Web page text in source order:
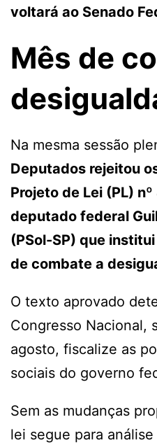
voltará ao Senado
Mês de
Na mesma sessão
Deputados rejeitou
Projeto de Lei (PL)
deputado federal
(PSol-SP) que
de combate a
O texto aprovado
Congresso Nacional,
agosto, fiscalize as
sociais do governo
Sem as mudanças
lei segue para